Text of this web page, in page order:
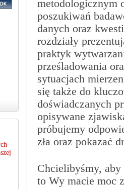
metodologicznym
poszukiwań
danych oraz
rozdziały
praktyk
prześladowania
sytuacjach
się także do
doświadczanych
opisywane
próbujemy
zła oraz pokazać
Chcielibyśmy, aby
to Wy macie moc